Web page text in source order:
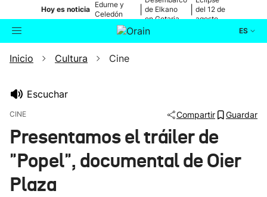
Hoy es noticia
Edurne y
Celedón
de Elkano
en Getaria
del 12 de
agosto
ES
Buscador Actualidad
Ikusmiran
Inicio Cultura Cine
Escuchar
CINE Compartir Guardar
Presentamos el tráiler de
"Popel", documental de Oier
Plaza